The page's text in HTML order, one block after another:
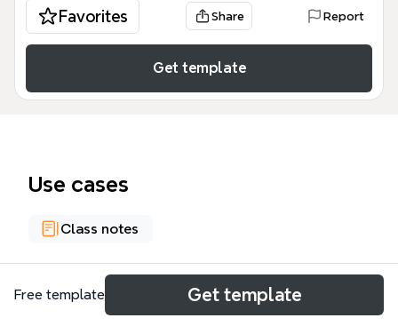
Favorites Share Report
Get template
Use cases
Class notes
About
Free template Get template